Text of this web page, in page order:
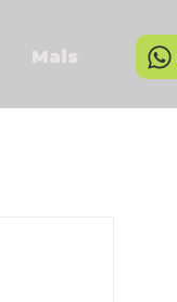
Mais